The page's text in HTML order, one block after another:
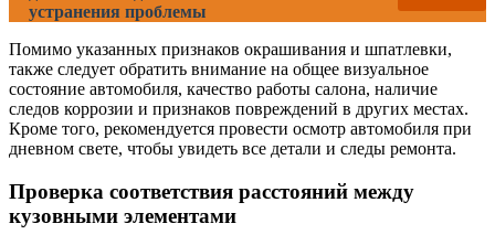
устранения проблемы
Помимо указанных признаков окрашивания и шпатлевки,
также следует обратить внимание на общее визуальное
состояние автомобиля, качество работы салона, наличие
следов коррозии и признаков повреждений в других местах.
Кроме того, рекомендуется провести осмотр автомобиля при
дневном свете, чтобы увидеть все детали и следы ремонта.
Проверка соответствия расстояний между
кузовными элементами